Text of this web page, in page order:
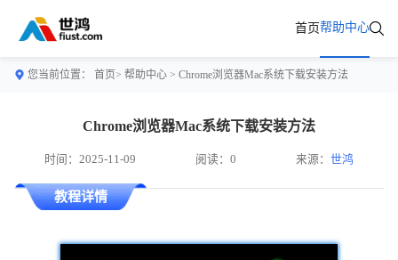
首页帮助中心
您当前位置： 首页> 帮助中心 > Chrome浏览器Mac系统下载安装方法
Chrome浏览器Mac系统下载安装方法
时间：2025-11-09 阅读：0 来源：世鸿
教程详情